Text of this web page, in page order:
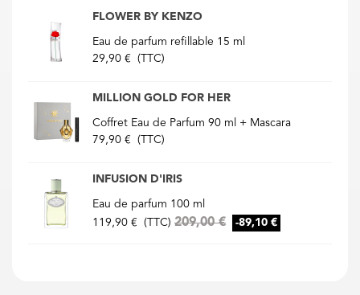
FLOWER BY KENZO
Eau de parfum refillable 15 ml
29,90 €
(TTC)
MILLION GOLD FOR HER
Coffret Eau de Parfum 90 ml + Mascara
79,90 €
(TTC)
INFUSION D'IRIS
Eau de parfum 100 ml
119,90 €
(TTC) 209,00 € -89,10 €